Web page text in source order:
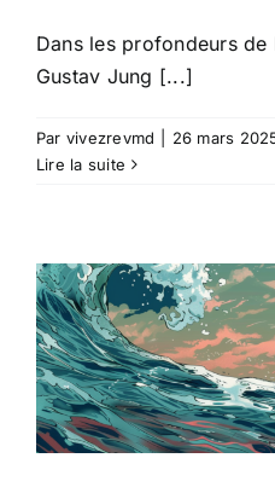
Dans les profondeurs
Gustav Jung [...]
Par vivezrevmd 26 mars
Lire la suite